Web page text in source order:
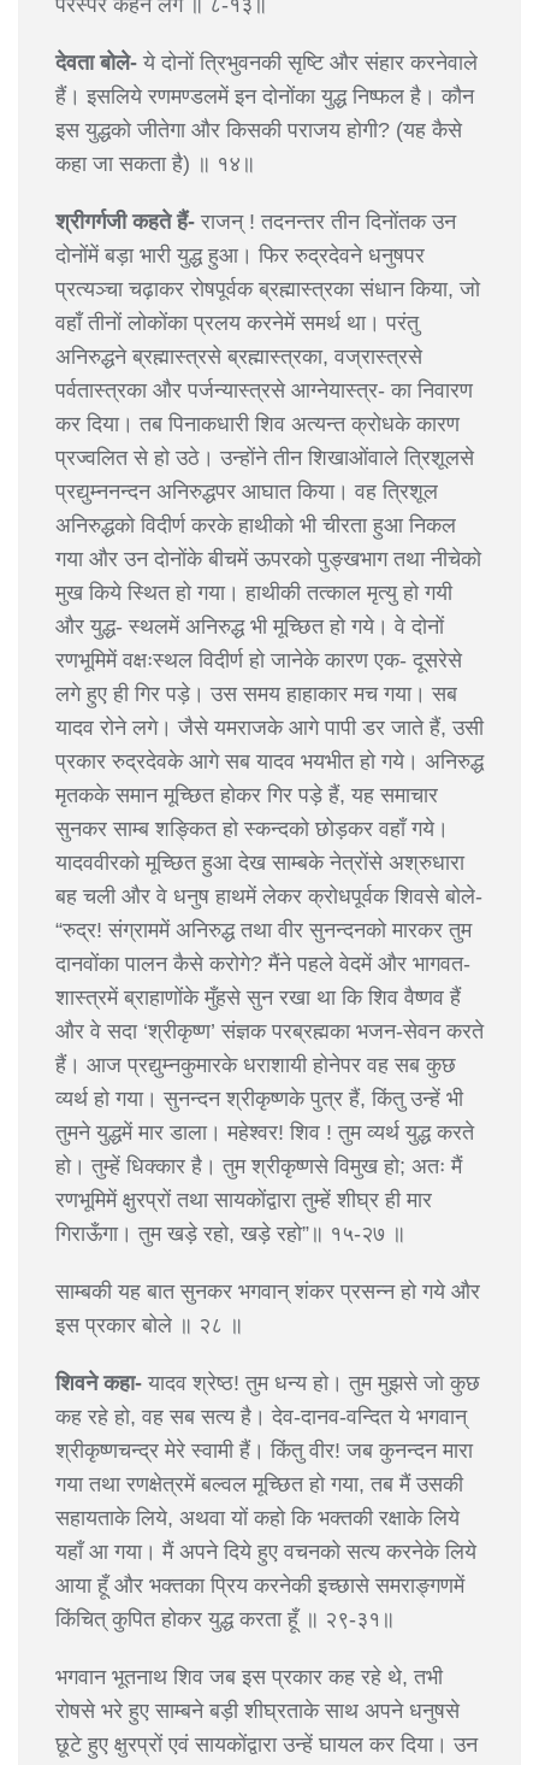
परस्पर कहने लगे ॥ ८-१३॥
देवता बोले- ये दोनों त्रिभुवनकी सृष्टि और संहार करनेवाले
हैं। इसलिये रणमण्डलमें इन दोनोंका युद्ध निष्फल है। कौन
इस युद्धको जीतेगा और किसकी पराजय होगी? (यह कैसे
कहा जा सकता है) ॥ १४॥
श्रीगर्गजी कहते हैं- राजन् ! तदनन्तर तीन दिनोंतक उन
दोनोंमें बड़ा भारी युद्ध हुआ। फिर रुद्रदेवने धनुषपर
प्रत्यञ्चा चढ़ाकर रोषपूर्वक ब्रह्मास्त्रका संधान किया, जो
वहाँ तीनों लोकोंका प्रलय करनेमें समर्थ था। परंतु
अनिरुद्धने ब्रह्मास्त्रसे ब्रह्मास्त्रका, वज्रास्त्रसे
पर्वतास्त्रका और पर्जन्यास्त्रसे आग्नेयास्त्र- का निवारण
कर दिया। तब पिनाकधारी शिव अत्यन्त क्रोधके कारण
प्रज्वलित से हो उठे। उन्होंने तीन शिखाओंवाले त्रिशूलसे
प्रद्युम्ननन्दन अनिरुद्धपर आघात किया। वह त्रिशूल
अनिरुद्धको विदीर्ण करके हाथीको भी चीरता हुआ निकल
गया और उन दोनोंके बीचमें ऊपरको पुङ्खभाग तथा नीचेको
मुख किये स्थित हो गया। हाथीकी तत्काल मृत्यु हो गयी
और युद्ध- स्थलमें अनिरुद्ध भी मूच्छित हो गये। वे दोनों
रणभूमिमें वक्षःस्थल विदीर्ण हो जानेके कारण एक- दूसरेसे
लगे हुए ही गिर पड़े। उस समय हाहाकार मच गया। सब
यादव रोने लगे। जैसे यमराजके आगे पापी डर जाते हैं, उसी
प्रकार रुद्रदेवके आगे सब यादव भयभीत हो गये। अनिरुद्ध
मृतकके समान मूच्छित होकर गिर पड़े हैं, यह समाचार
सुनकर साम्ब शङ्कित हो स्कन्दको छोड़कर वहाँ गये।
यादववीरको मूच्छित हुआ देख साम्बके नेत्रोंसे अश्रुधारा
बह चली और वे धनुष हाथमें लेकर क्रोधपूर्वक शिवसे बोले-
“रुद्र! संग्राममें अनिरुद्ध तथा वीर सुनन्दनको मारकर तुम
दानवोंका पालन कैसे करोगे? मैंने पहले वेदमें और भागवत-
शास्त्रमें ब्राहाणोंके मुँहसे सुन रखा था कि शिव वैष्णव हैं
और वे सदा ‘श्रीकृष्ण’ संज्ञक परब्रह्मका भजन-सेवन करते
हैं। आज प्रद्युम्नकुमारके धराशायी होनेपर वह सब कुछ
व्यर्थ हो गया। सुनन्दन श्रीकृष्णके पुत्र हैं, किंतु उन्हें भी
तुमने युद्धमें मार डाला। महेश्वर! शिव ! तुम व्यर्थ युद्ध करते
हो। तुम्हें धिक्कार है। तुम श्रीकृष्णसे विमुख हो; अतः मैं
रणभूमिमें क्षुरप्रों तथा सायकोंद्वारा तुम्हें शीघ्र ही मार
गिराऊँगा। तुम खड़े रहो, खड़े रहो”॥ १५-२७ ॥
साम्बकी यह बात सुनकर भगवान् शंकर प्रसन्न हो गये और
इस प्रकार बोले ॥ २८ ॥
शिवने कहा- यादव श्रेष्ठ! तुम धन्य हो। तुम मुझसे जो कुछ
कह रहे हो, वह सब सत्य है। देव-दानव-वन्दित ये भगवान्
श्रीकृष्णचन्द्र मेरे स्वामी हैं। किंतु वीर! जब कुनन्दन मारा
गया तथा रणक्षेत्रमें बल्वल मूच्छित हो गया, तब मैं उसकी
सहायताके लिये, अथवा यों कहो कि भक्तकी रक्षाके लिये
यहाँ आ गया। मैं अपने दिये हुए वचनको सत्य करनेके लिये
आया हूँ और भक्तका प्रिय करनेकी इच्छासे समराङ्गणमें
किंचित् कुपित होकर युद्ध करता हूँ ॥ २९-३१॥
भगवान भूतनाथ शिव जब इस प्रकार कह रहे थे, तभी
रोषसे भरे हुए साम्बने बड़ी शीघ्रताके साथ अपने धनुषसे
छूटे हुए क्षुरप्रों एवं सायकोंद्वारा उन्हें घायल कर दिया। उन